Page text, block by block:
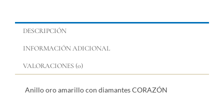
DESCRIPCIÓN
INFORMACIÓN ADICIONAL
VALORACIONES (0)
Anillo oro amarillo con diamantes CORAZÓN